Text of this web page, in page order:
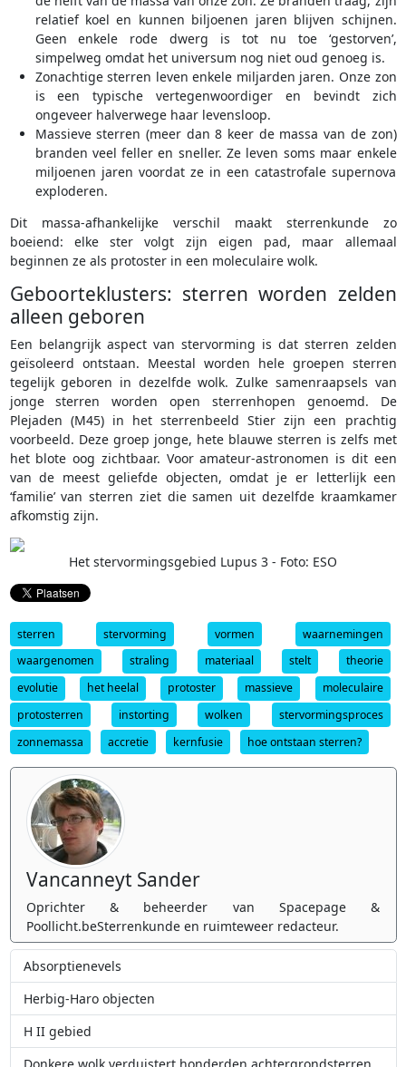
relatief koel en kunnen biljoenen jaren blijven schijnen.
Geen enkele rode dwerg is tot nu toe ‘gestorven’,
simpelweg omdat het universum nog niet oud genoeg is.
Zonachtige sterren leven enkele miljarden jaren. Onze zon
is een typische vertegenwoordiger en bevindt zich
ongeveer halverwege haar levensloop.
Massieve sterren (meer dan 8 keer de massa van de zon)
branden veel feller en sneller. Ze leven soms maar enkele
miljoenen jaren voordat ze in een catastrofale supernova
exploderen.
Dit massa-afhankelijke verschil maakt sterrenkunde zo
boeiend: elke ster volgt zijn eigen pad, maar allemaal
beginnen ze als protoster in een moleculaire wolk.
Geboorteklusters: sterren worden zelden
alleen geboren
Een belangrijk aspect van stervorming is dat sterren zelden
geïsoleerd ontstaan. Meestal worden hele groepen sterren
tegelijk geboren in dezelfde wolk. Zulke samenraapsels van
jonge sterren worden open sterrenhopen genoemd. De
Plejaden (M45) in het sterrenbeeld Stier zijn een prachtig
voorbeeld. Deze groep jonge, hete blauwe sterren is zelfs met
het blote oog zichtbaar. Voor amateur-astronomen is dit een
van de meest geliefde objecten, omdat je er letterlijk een
‘familie’ van sterren ziet die samen uit dezelfde kraamkamer
afkomstig zijn.
Het stervormingsgebied Lupus 3 - Foto: ESO
sterren stervorming vormen
waarnemingen
waargenomen
straling materiaal stelt
theorie
evolutie
het heelal protoster massieve
moleculaire
protosterren
instorting wolken
stervormingsproces
zonnemassa
accretie kernfusie hoe ontstaan sterren?
Vancanneyt Sander
Oprichter & beheerder van Spacepage &
Poollicht.beSterrenkunde en ruimteweer redacteur.
Absorptienevels
Herbig-Haro objecten
H II gebied